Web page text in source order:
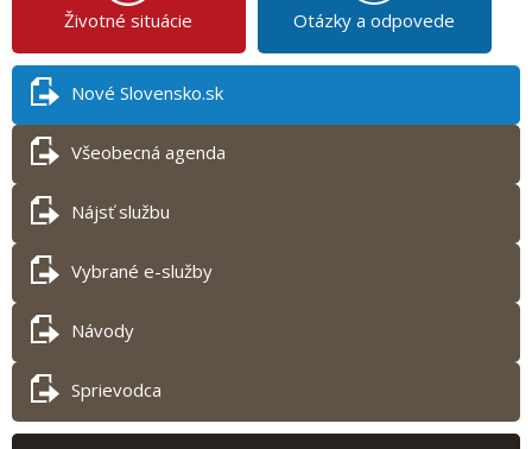
Životné situácie Otázky a odpovede
Nové Slovensko.sk
Všeobecná agenda
Nájsť službu
Vybrané e-služby
Návody
Sprievodca